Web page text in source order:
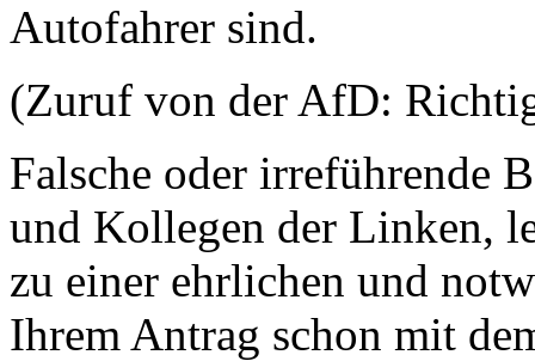
Autofahrer sind.
(Zuruf von der AfD:
Falsche oder irreführende
und Kollegen der Linken,
zu einer ehrlichen und
Ihrem Antrag schon mit